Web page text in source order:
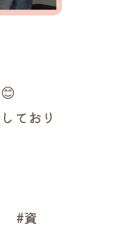
ており
#資